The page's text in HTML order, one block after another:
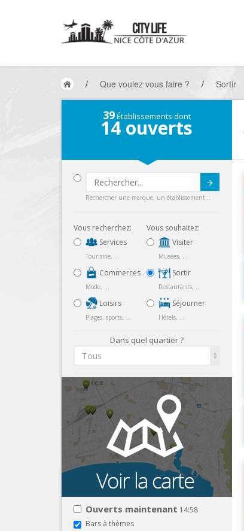
/ Que voulez vous faire ? / Sortir
39Établissements dont
14 ouverts
Rechercher une marque, un établissement...
Vous recherchez:
Services
Tourisme, ...
Commerces
Mode, ...
Loisirs
Plages, sports, ...
Vous souhaitez:
Visiter
Musées, ...
Sortir
Restaurants, ...
Séjourner
Hôtels, ...
Dans quel quartier ?
Tous
Ouverts maintenant 14:58
Bars à thèmes